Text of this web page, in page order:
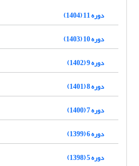
دوره 11 (1404)
دوره 10 (1403)
دوره 9 (1402)
دوره 8 (1401)
دوره 7 (1400)
دوره 6 (1399)
دوره 5 (1398)